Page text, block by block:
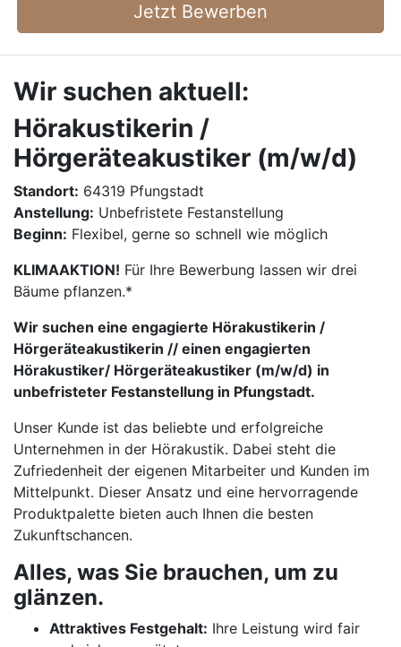
Jetzt Bewerben
Wir suchen aktuell:
Hörakustikerin /
Hörgeräteakustiker (m/w/d)
Standort: 64319 Pfungstadt
Anstellung: Unbefristete Festanstellung
Beginn: Flexibel, gerne so schnell wie möglich
KLIMAAKTION! Für Ihre Bewerbung lassen wir drei
Bäume pflanzen.*
Wir suchen eine engagierte Hörakustikerin /
Hörgeräteakustikerin // einen engagierten
Hörakustiker/ Hörgeräteakustiker (m/w/d) in
unbefristeter Festanstellung in Pfungstadt.
Unser Kunde ist das beliebte und erfolgreiche
Unternehmen in der Hörakustik. Dabei steht die
Zufriedenheit der eigenen Mitarbeiter und Kunden im
Mittelpunkt. Dieser Ansatz und eine hervorragende
Produktpalette bieten auch Ihnen die besten
Zukunftschancen.
Alles, was Sie brauchen, um zu
glänzen.
Attraktives Festgehalt: Ihre Leistung wird fair